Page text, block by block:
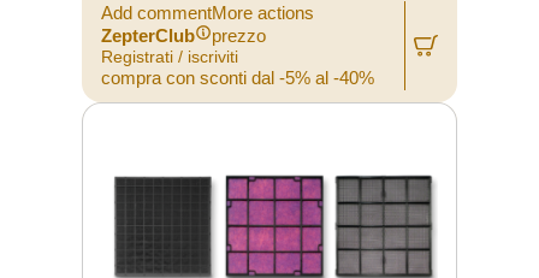
Add commentMore actions
ZepterClub
prezzo
Registrati / iscriviti
compra con sconti dal -5% al -40%